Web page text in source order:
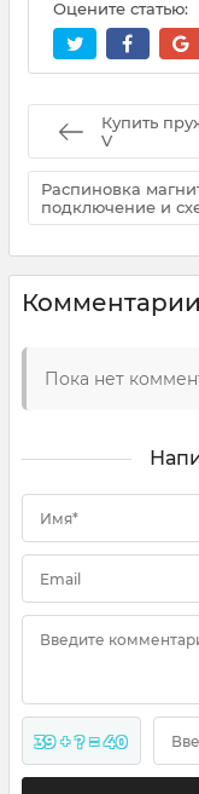
Оцените статью:
Купить
V
Распиновка
подключение и
Комментарии
Пока нет
Имя*
Email
Введите
39 + ? = 40